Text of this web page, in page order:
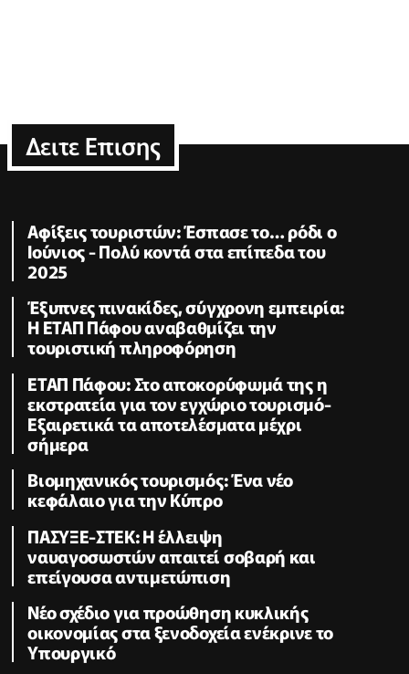
Δειτε Επισης
Αφίξεις τουριστών: Έσπασε το… ρόδι ο
Ιούνιος - Πολύ κοντά στα επίπεδα του
2025
Έξυπνες πινακίδες, σύγχρονη εμπειρία:
Η ΕΤΑΠ Πάφου αναβαθμίζει την
τουριστική πληροφόρηση
ΕΤΑΠ Πάφου: Στο αποκορύφωμά της η
εκστρατεία για τον εγχώριο τουρισμό-
Εξαιρετικά τα αποτελέσματα μέχρι
σήμερα
Βιομηχανικός τουρισμός: Ένα νέο
κεφάλαιο για την Κύπρο
ΠΑΣΥΞΕ-ΣΤΕΚ: Η έλλειψη
ναυαγοσωστών απαιτεί σοβαρή και
επείγουσα αντιμετώπιση
Νέο σχέδιο για προώθηση κυκλικής
οικονομίας στα ξενοδοχεία ενέκρινε το
Υπουργικό